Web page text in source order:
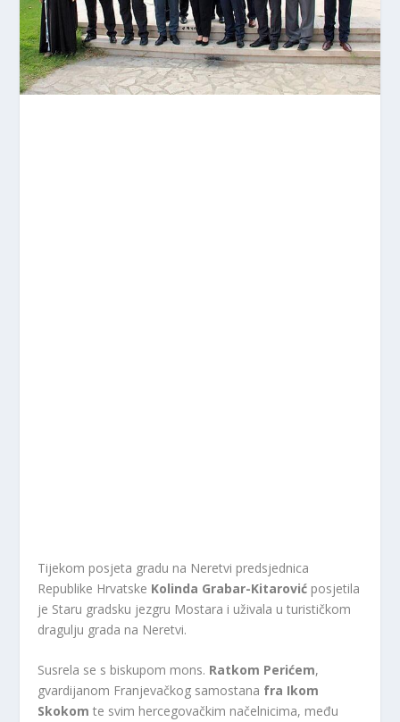
Tijekom posjeta gradu na Neretvi predsjednica
Republike Hrvatske Kolinda Grabar-Kitarović posjetila
je Staru gradsku jezgru Mostara i uživala u turističkom
dragulju grada na Neretvi.
Susrela se s biskupom mons. Ratkom Perićem,
gvardijanom Franjevačkog samostana fra Ikom
Skokom te svim hercegovačkim načelnicima, među